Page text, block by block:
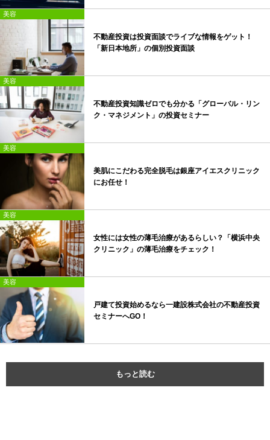
美容
不動産投資は投資面談でライブな情報をゲット！
「新日本地所」の個別投資面談
美容
不動産投資知識ゼロでも分かる「グローバル・リン
ク・マネジメント」の投資セミナー
美容
美肌にこだわる完全脱毛は銀座アイエスクリニック
にお任せ！
美容
女性には女性の薄毛治療があるらしい？「横浜中央
クリニック」の薄毛治療をチェック！
美容
戸建て投資始めるなら一建設株式会社の不動産投資
セミナーへGO！
もっと読む